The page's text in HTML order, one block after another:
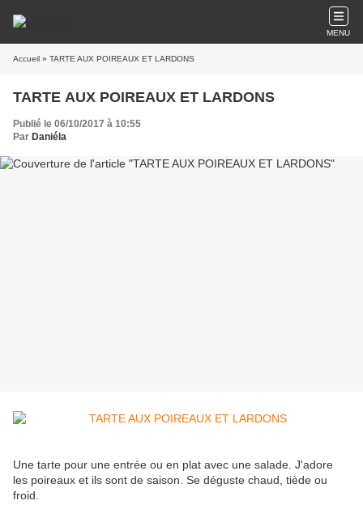
MENU
Accueil » TARTE AUX POIREAUX ET LARDONS
TARTE AUX POIREAUX ET LARDONS
Publié le 06/10/2017 à 10:55
Par Daniéla
Une tarte pour une entrée ou en plat avec une salade. J'adore
les poireaux et ils sont de saison. Se déguste chaud, tiède ou
froid.